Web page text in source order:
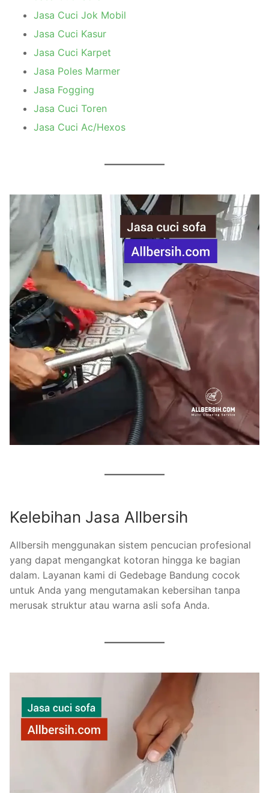
Jasa Cuci Jok Mobil
Jasa Cuci Kasur
Jasa Cuci Karpet
Jasa Poles Marmer
Jasa Fogging
Jasa Cuci Toren
Jasa Cuci Ac/Hexos
Kelebihan Jasa Allbersih
Allbersih menggunakan sistem pencucian profesional
yang dapat mengangkat kotoran hingga ke bagian
dalam. Layanan kami di Gedebage Bandung cocok
untuk Anda yang mengutamakan kebersihan tanpa
merusak struktur atau warna asli sofa Anda.